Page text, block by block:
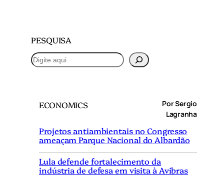
PESQUISA
P
e
ECONOMICS
Por Sergio
Lagranha
Projetos antiambientais no Congresso
ameaçam Parque Nacional do Albardão
Lula defende fortalecimento da
indústria de defesa em visita à Avibras